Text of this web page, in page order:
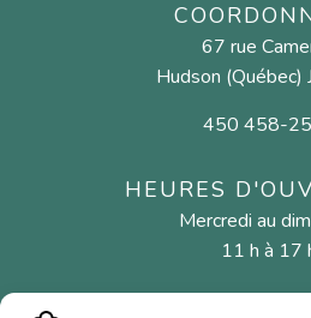
67 rue
Hudson (Québec)
450 458-
HEURES
Mercredi au
11 h à 17